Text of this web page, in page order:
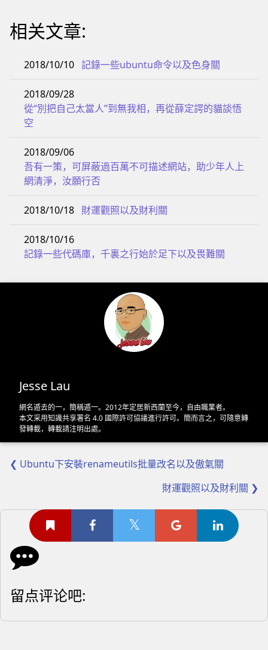
相关文章:
2018/10/10 記錄一些ubuntu命令以及色身關
2018/09/28
從“別把自己太當人”到無我相，再從薛定諤的貓談悟
空
2018/09/06
吾有一策，可屏蔽過百萬不可描述網站，助少年人上
網清淨，汝願行否
2018/10/18 財運觀照以及財利關
2018/10/16
記錄一些代碼庫，千裏之行始於足下以及畏難關
Jesse Lau
網名遁去的一，簡稱遁一。2012年定居新西蘭至今，自由職業者。
本文采用知識共享署名 4.0 國際許可協議進行許可。簡而言之，可隨意轉
發轉載，轉載請注明出處。
❮ Ubuntu下安裝renameutils批量改名以及傲氣關
財運觀照以及財利關 ❯
留点评论吧: